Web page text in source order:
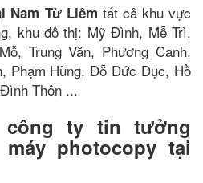
Nam Từ Liêm tất cả khu vực
khu đô thị: Mỹ Đình, Mễ Trì,
Trung Văn, Phương Canh,
Phạm Hùng, Đỗ Đức Dục, Hồ
Thôn ...
công ty tin tưởng
photocopy tại